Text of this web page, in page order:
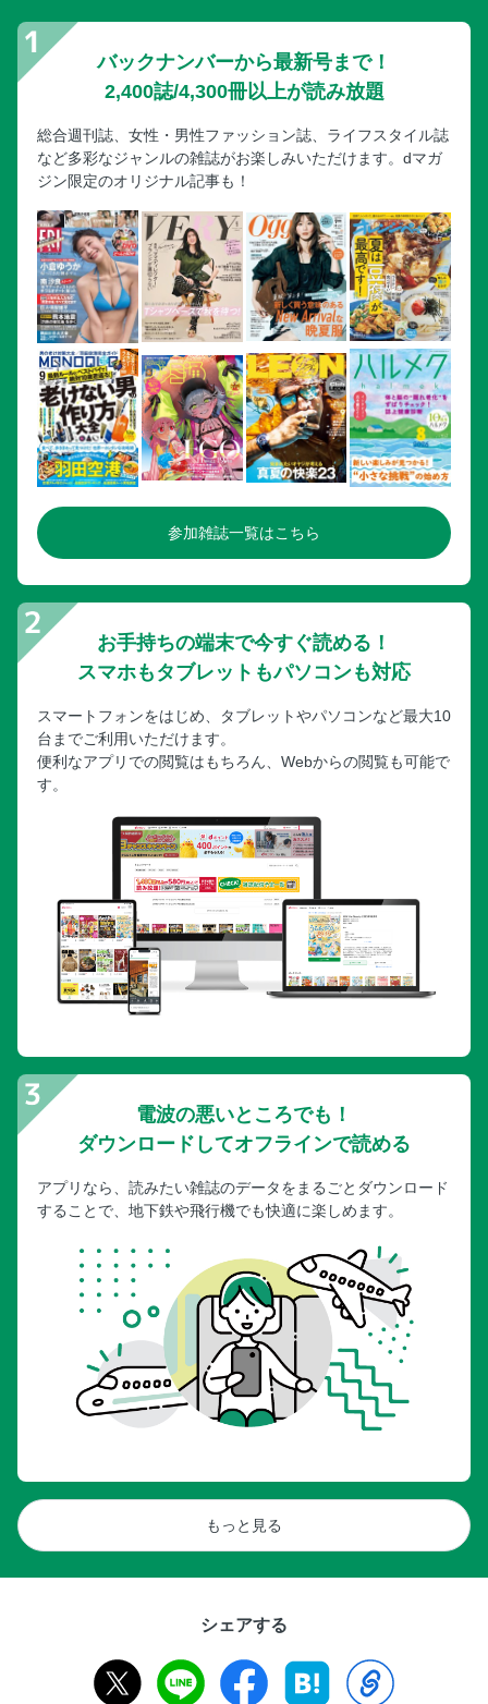
バックナンバーから最新号まで！
2,400誌/4,300冊以上が読み放題
総合週刊誌、女性・男性ファッション誌、ライフスタイル誌
など多彩なジャンルの雑誌がお楽しみいただけます。dマガ
ジン限定のオリジナル記事も！
参加雑誌一覧はこちら
お手持ちの端末で今すぐ読める！
スマホもタブレットもパソコンも対応
スマートフォンをはじめ、タブレットやパソコンなど最大10
台までご利用いただけます。
便利なアプリでの閲覧はもちろん、Webからの閲覧も可能で
す。
電波の悪いところでも！
ダウンロードしてオフラインで読める
アプリなら、読みたい雑誌のデータをまるごとダウンロード
することで、地下鉄や飛行機でも快適に楽しめます。
もっと見る
シェアする